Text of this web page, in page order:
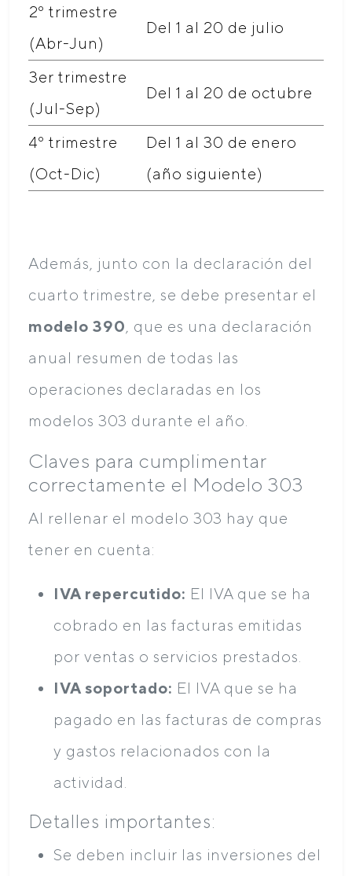
2º trimestre
(Abr-Jun)
Del 1 al 20 de julio
3er trimestre
(Jul-Sep)
Del 1 al 20 de octubre
4º trimestre
(Oct-Dic)
Del 1 al 30 de enero
(año siguiente)
Además, junto con la declaración del
cuarto trimestre, se debe presentar el
modelo 390 , que es una declaración
anual resumen de todas las
operaciones declaradas en los
modelos 303 durante el año.
Claves para cumplimentar
correctamente el Modelo 303
Al rellenar el modelo 303 hay que
tener en cuenta:
IVA repercutido: El IVA que se ha
cobrado en las facturas emitidas
por ventas o servicios prestados.
IVA soportado: El IVA que se ha
pagado en las facturas de compras
y gastos relacionados con la
actividad.
Detalles importantes:
Se deben incluir las inversiones del